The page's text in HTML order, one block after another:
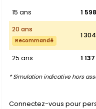
15 ans
1
20 ans
Recommandé
1
25 ans 1
* Simulation indicative hors
Connectez-vous pour